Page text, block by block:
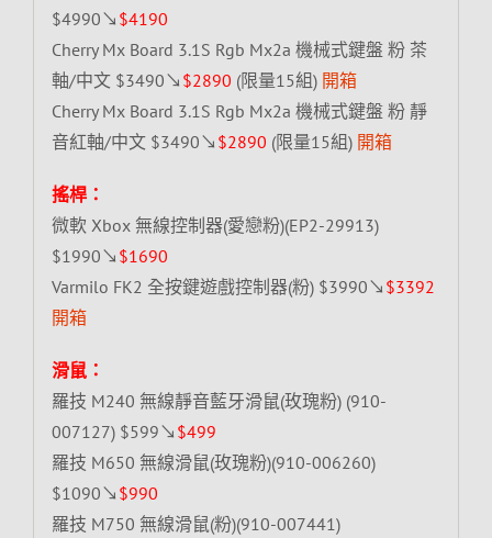
$4990↘ $4190
Cherry Mx Board 3.1S Rgb Mx2a 機械式鍵盤 粉 茶
軸/中文 $3490↘ $2890 (限量15組) 開箱
Cherry Mx Board 3.1S Rgb Mx2a 機械式鍵盤 粉 靜
音紅軸/中文 $3490↘ $2890 (限量15組) 開箱
搖桿：
微軟 Xbox 無線控制器(愛戀粉)(EP2-29913)
$1990↘ $1690
Varmilo FK2 全按鍵遊戲控制器(粉) $3990↘ $3392
開箱
滑鼠：
羅技 M240 無線靜音藍牙滑鼠(玫瑰粉) (910-
007127) $599↘ $499
羅技 M650 無線滑鼠(玫瑰粉)(910-006260)
$1090↘ $990
羅技 M750 無線滑鼠(粉)(910-007441)